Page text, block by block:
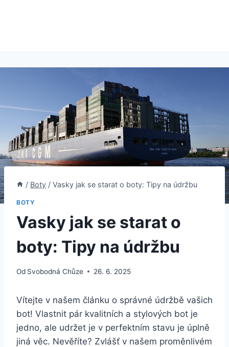
/ Boty / Vasky jak se starat o boty: Tipy na údržbu
BOTY
Vasky jak se starat o
boty: Tipy na údržbu
Od Svobodná Chůze 26. 6. 2025
Vítejte v ⁤našem článku o správné údržbě vašich
bot! Vlastnit pár ⁤kvalitních a⁢ stylových⁤ bot⁣ je
jedno, ale udržet je v perfektním stavu je úplně
jiná věc. Nevěříte? Zvlášť v našem ⁤proměnlivém